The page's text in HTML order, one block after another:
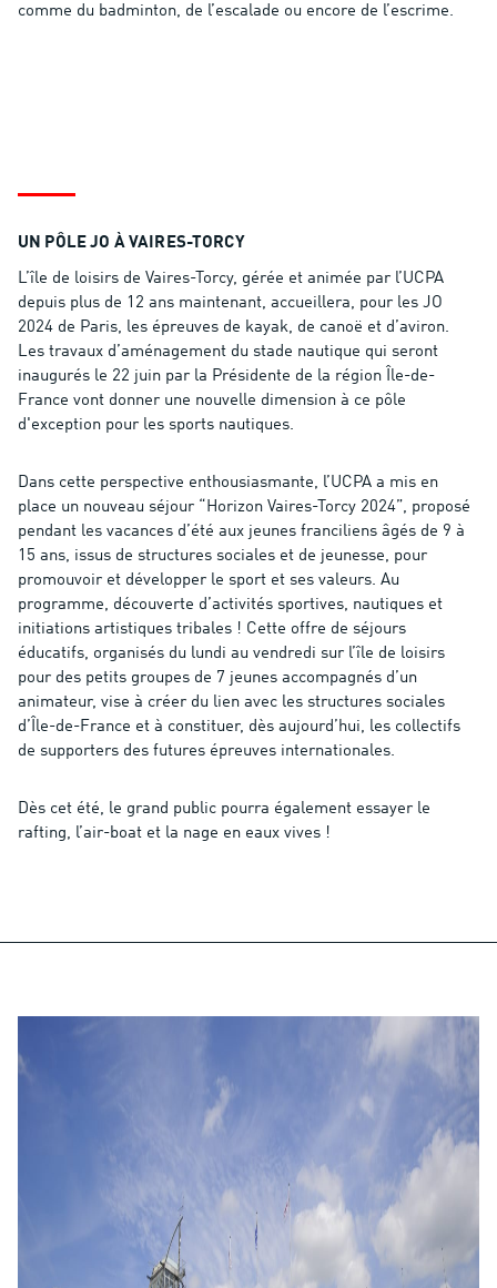
comme du badminton, de l’escalade ou encore de l’escrime.
UN PÔLE JO À VAIRES-TORCY
L’île de loisirs de Vaires-Torcy, gérée et animée par l’UCPA
depuis plus de 12 ans maintenant, accueillera, pour les JO
2024 de Paris, les épreuves de kayak, de canoë et d’aviron.
Les travaux d’aménagement du stade nautique qui seront
inaugurés le 22 juin par la Présidente de la région Île-de-
France vont donner une nouvelle dimension à ce pôle
d'exception pour les sports nautiques.
Dans cette perspective enthousiasmante, l’UCPA a mis en
place un nouveau séjour “Horizon Vaires-Torcy 2024”, proposé
pendant les vacances d’été aux jeunes franciliens âgés de 9 à
15 ans, issus de structures sociales et de jeunesse, pour
promouvoir et développer le sport et ses valeurs. Au
programme, découverte d’activités sportives, nautiques et
initiations artistiques tribales ! Cette offre de séjours
éducatifs, organisés du lundi au vendredi sur l’île de loisirs
pour des petits groupes de 7 jeunes accompagnés d’un
animateur, vise à créer du lien avec les structures sociales
d’Île-de-France et à constituer, dès aujourd’hui, les collectifs
de supporters des futures épreuves internationales.
Dès cet été, le grand public pourra également essayer le
rafting, l’air-boat et la nage en eaux vives !